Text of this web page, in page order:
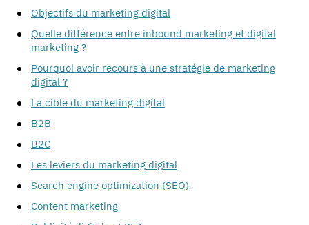
Objectifs du marketing digital
Quelle différence entre inbound marketing et digital
marketing ?
Pourquoi avoir recours à une stratégie de marketing
digital ?
La cible du marketing digital
B2B
B2C
Les leviers du marketing digital
Search engine optimization (SEO)
Content marketing